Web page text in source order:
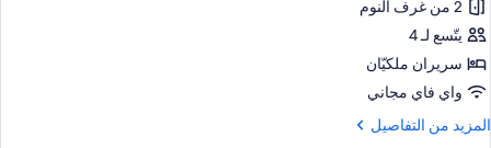
Pool
Villa)
bedroom
Grand
Pool
Villa
2 من غرف النوم
يتّسع لـ 4
سريران ملكيّان
واي فاي مجاني
المزيد من التفاصيل
المزيد